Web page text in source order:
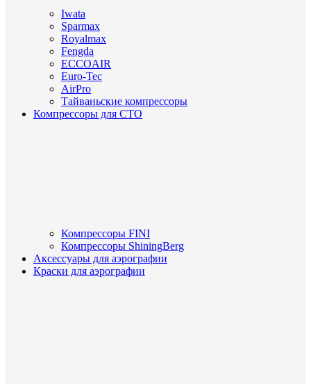
Iwata
Sparmax
Royalmax
Fengda
ECCOAIR
Euro-Tec
AirPro
Тайваньские компрессоры
Компрессоры для СТО
Компрессоры FINI
Компрессоры ShiningBerg
Аксессуары для аэрографии
Краски для аэрографии